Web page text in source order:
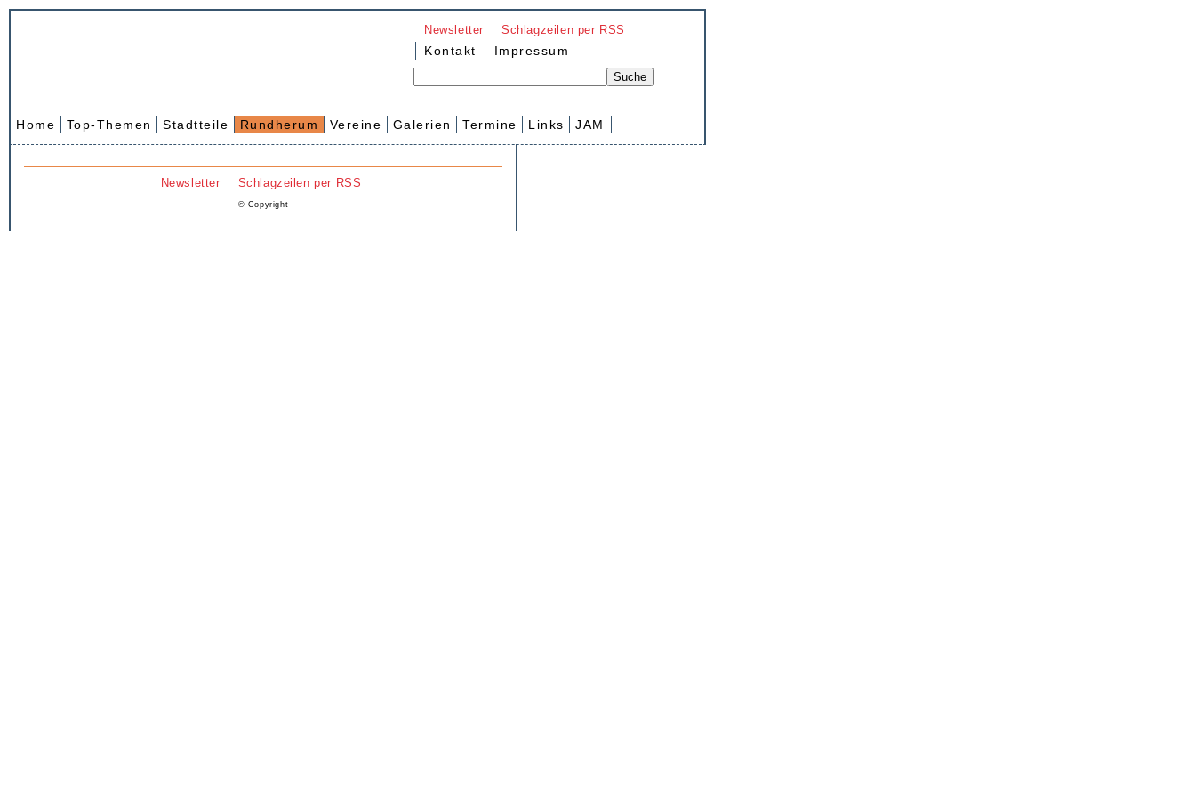
Newsletter Schlagzeilen per RSS
Kontakt Impressum
Home Top-Themen Stadtteile Rundherum Vereine Galerien Termine Links JAM
Newsletter Schlagzeilen per RSS
© Copyright